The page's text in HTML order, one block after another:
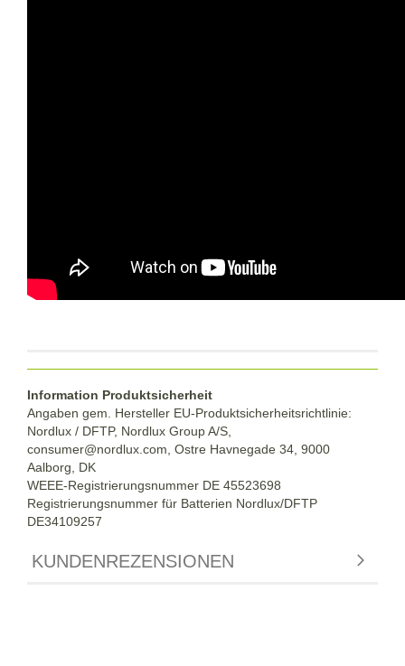
Information Produktsicherheit
Angaben gem. Hersteller EU-Produktsicherheitsrichtlinie:
Nordlux / DFTP, Nordlux Group A/S,
consumer@nordlux.com, Ostre Havnegade 34, 9000
Aalborg, DK
WEEE-Registrierungsnummer DE 45523698
Registrierungsnummer für Batterien Nordlux/DFTP
DE34109257
KUNDENREZENSIONEN